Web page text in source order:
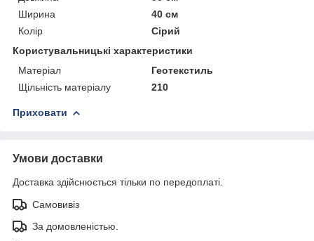
Ширина
40 см
Колір
Сірий
Користувальницькі характеристики
Матеріал
Геотекстиль
Щільність матеріалу
210
Приховати
Умови доставки
Доставка здійснюється тільки по передоплаті.
Самовивіз
За домовленістью.